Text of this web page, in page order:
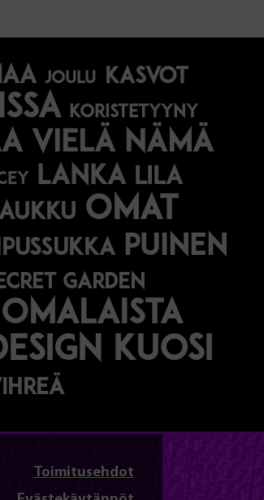
joulu
Kasvot
koristetyyny
vielä nämä
lanka lila
omat
puinen
garden
kuosi
Toimitusehdot